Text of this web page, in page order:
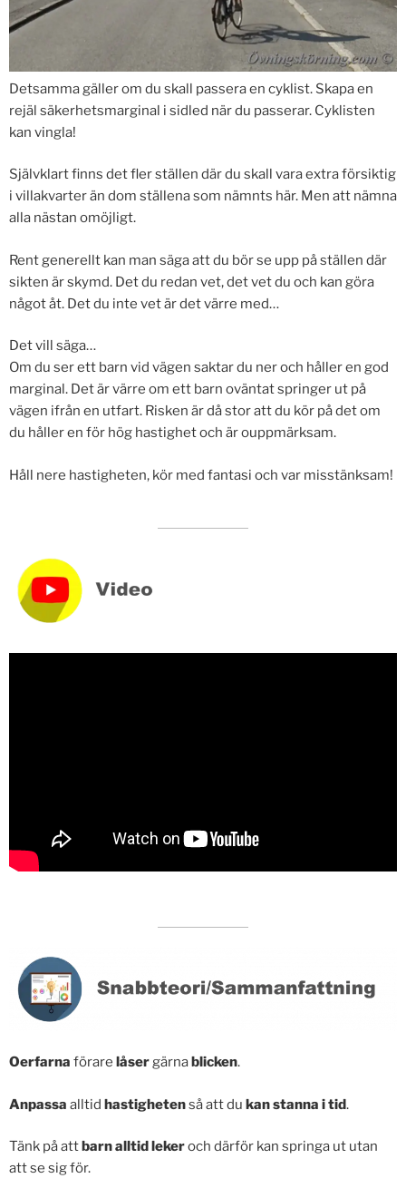
Detsamma gäller om du skall passera en cyklist. Skapa en
rejäl säkerhetsmarginal i sidled när du passerar. Cyklisten
kan vingla!
Självklart finns det fler ställen där du skall vara extra försiktig
i villakvarter än dom ställena som nämnts här. Men att nämna
alla nästan omöjligt.
Rent generellt kan man säga att du bör se upp på ställen där
sikten är skymd. Det du redan vet, det vet du och kan göra
något åt. Det du inte vet är det värre med…
Det vill säga…
Om du ser ett barn vid vägen saktar du ner och håller en god
marginal. Det är värre om ett barn oväntat springer ut på
vägen ifrån en utfart. Risken är då stor att du kör på det om
du håller en för hög hastighet och är ouppmärksam.
Håll nere hastigheten, kör med fantasi och var misstänksam!
Oerfarna förare låsergärna blicken.
Anpassa alltid hastighetenså att du kan stanna i tid.
Tänk på att barn alltid lekeroch därför kan springa ut utan
att se sig för.